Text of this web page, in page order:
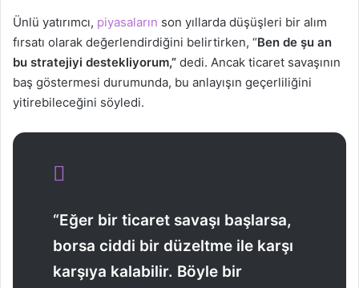
Ünlü yatırımcı, piyasaların son yıllarda düşüşleri bir alım
fırsatı olarak değerlendirdiğini belirtirken, “Ben de şu an
bu stratejiyi destekliyorum,” dedi. Ancak ticaret savaşının
baş göstermesi durumunda, bu anlayışın geçerliliğini
yitirebileceğini söyledi.
“Eğer bir ticaret savaşı başlarsa,
borsa ciddi bir düzeltme ile karşı
karşıya kalabilir. Böyle bir